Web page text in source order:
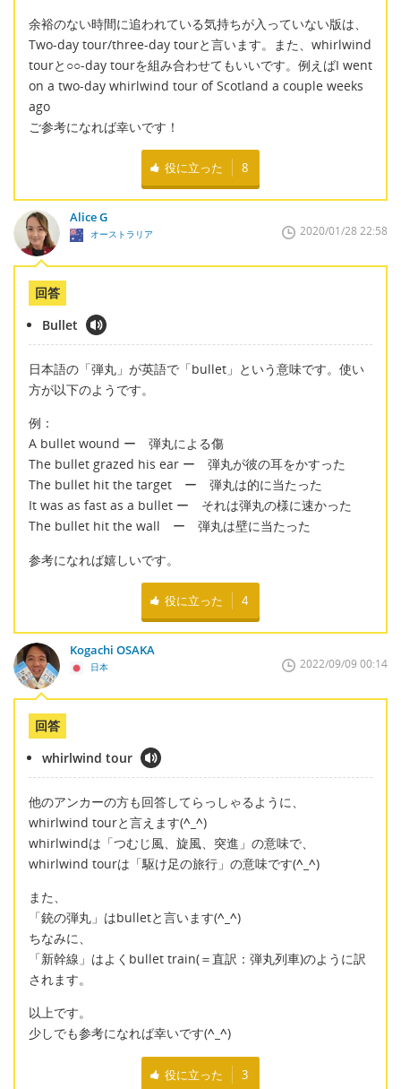
余裕のない時間に追われている気持ちが入っていない版は、
Two-day tour/three-day tourと言います。また、whirlwind
tourと○○-day tourを組み合わせてもいいです。例えばI went
on a two-day whirlwind tour of Scotland a couple weeks
ago
ご参考になれば幸いです！
役に立った 8
Alice G
オーストラリア 2020/01/28 22:58
回答
Bullet
日本語の「弾丸」が英語で「bullet」という意味です。使い
方が以下のようです。
例：
A bullet wound ー 弾丸による傷
The bullet grazed his ear ー 弾丸が彼の耳をかすった
The bullet hit the target ー 弾丸は的に当たった
It was as fast as a bullet ー それは弾丸の様に速かった
The bullet hit the wall ー 弾丸は壁に当たった
参考になれば嬉しいです。
役に立った 4
Kogachi OSAKA
日本 2022/09/09 00:14
回答
whirlwind tour
他のアンカーの方も回答してらっしゃるように、
whirlwind tourと言えます(^_^)
whirlwindは「つむじ風、旋風、突進」の意味で、
whirlwind tourは「駆け足の旅行」の意味です(^_^)
また、
「銃の弾丸」はbulletと言います(^_^)
ちなみに、
「新幹線」はよくbullet train(＝直訳：弾丸列車)のように訳
されます。
以上です。
少しでも参考になれば幸いです(^_^)
役に立った 3